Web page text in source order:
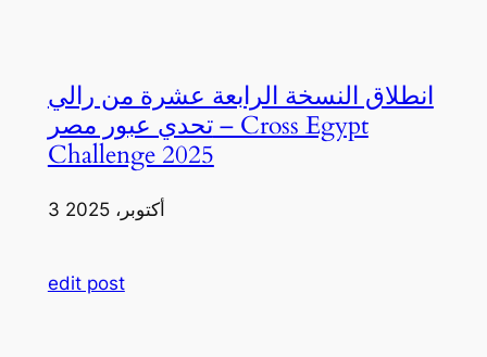
انطلاق النسخة الرابعة عشرة من رالي
تحدي عبور مصر – Cross Egypt
Challenge 2025
3 أكتوبر، 2025
edit post